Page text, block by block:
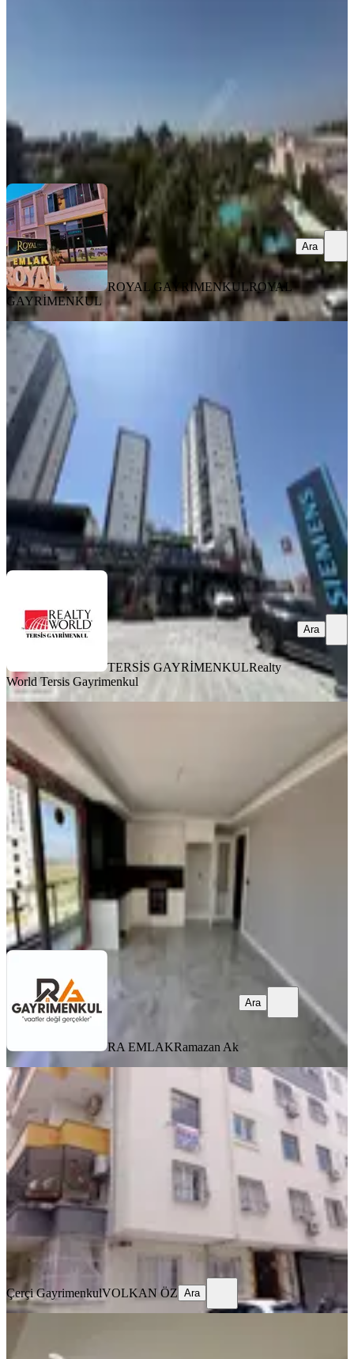
ROYAL GAYRİMENKULROYAL GAYRİMENKUL
Ara
ROYAL GAYRİMENKULROYAL
GAYRİMENKUL
Ara
BALKONLU
Tarsus, Atatürk Mahallesi
3. Kat 05.08.2026
6.500.000 ₺
TERSİS GAYRİMENKULRealty World Tersis Gayrimenkul
Ara
TERSİS GAYRİMENKULRealty
World Tersis Gayrimenkul
Ara
SIFIR BİNA
Tarsus, Atatürk Mahallesi
3+1· 120 m² 04.08.2026
RA EMLAKRamazan Ak
Ara
RA EMLAKRamazan Ak
Ara
BALKONLU
Çerçi ( İlke ) Emlaktan Anıt
Mahallesinde Satılık 2. Kat Daire
Tarsus, Anıt Mahallesi
3+1
2. Kat·
3.100.000 ₺
Çerçi Gayrimenkul VOLKAN ÖZ
Çerçi GayrimenkulVOLKAN ÖZ Ara